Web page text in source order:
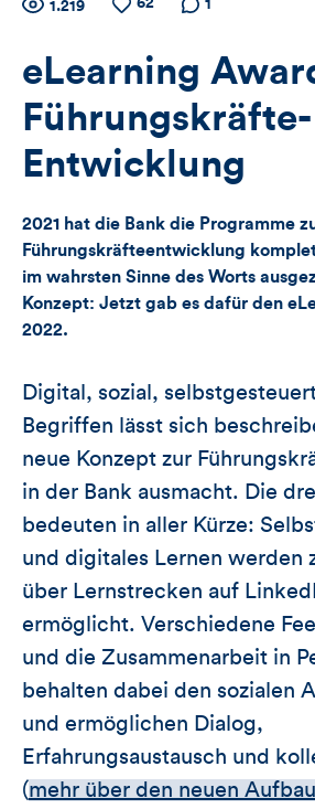
Zähler
für
Views,
Likes
Kommentare
dieses
Artikels
Anzahl
1.219
Anzahl
62
Anzahl der
1
eLearning
Führungskräfte-
Entwicklung
2021 hat die Bank die Programme
Führungskräfteentwicklung
im wahrsten Sinne des Worts
Konzept: Jetzt gab es dafür den
2022.
Digital, sozial,
Begriffen lässt sich
neue Konzept zur
in der Bank ausmacht. Die
bedeuten in aller Kürze:
und digitales Lernen werden
über Lernstrecken auf
ermöglicht. Verschiedene
und die Zusammenarbeit in
behalten dabei den sozialen
und ermöglichen Dialog,
Erfahrungsaustausch und
(mehr über den neuen